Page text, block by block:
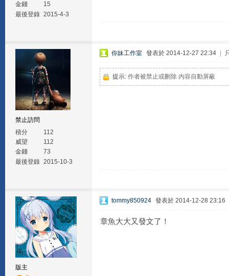
金錢
15
最後登錄 2015-4-3
禁止訪問
積分
112
威望
112
金錢
73
最後登錄 2015-10-3
你妹工作室 發表於 2014-12-27 22:34
提示: 作者被禁止或刪除 內容自動屏蔽
版主
tommy850924 發表於 2014-12-28 23:16
章魚大大又發文了！